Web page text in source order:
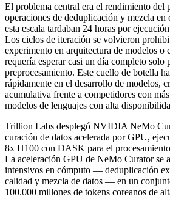
El problema central era el rendimiento del
operaciones de deduplicación y mezcla en
esta escala tardaban 24 horas por
Los ciclos de iteración se volvieron
experimento en arquitectura de modelos o
requería esperar casi un día completo solo
preprocesamiento. Este cuello de botella
rápidamente en el desarrollo de modelos,
acumulativa frente a competidores con
modelos de lenguajes con alta
Trillion Labs desplegó NVIDIA NeMo
curación de datos acelerada por GPU,
8x H100 con DASK para el
La aceleración GPU de NeMo Curator se
intensivos en cómputo — deduplicación
calidad y mezcla de datos — en un
100.000 millones de tokens coreanos de